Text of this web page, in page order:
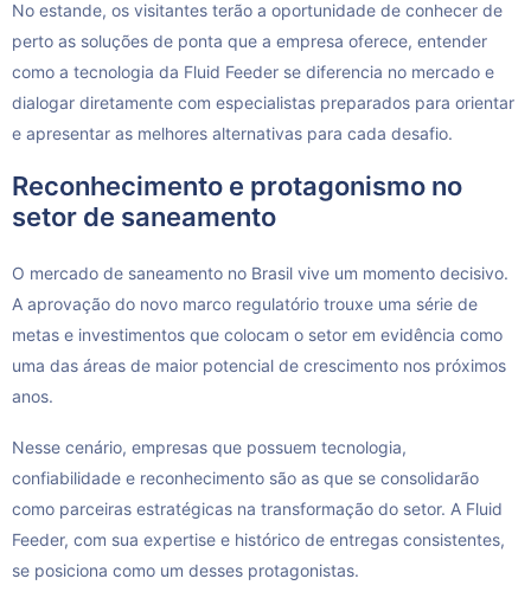
No estande, os visitantes terão a oportunidade de conhecer de
perto as soluções de ponta que a empresa oferece, entender
como a tecnologia da Fluid Feeder se diferencia no mercado e
dialogar diretamente com especialistas preparados para orientar
e apresentar as melhores alternativas para cada desafio.
Reconhecimento e protagonismo no
setor de saneamento
O mercado de saneamento no Brasil vive um momento decisivo.
A aprovação do novo marco regulatório trouxe uma série de
metas e investimentos que colocam o setor em evidência como
uma das áreas de maior potencial de crescimento nos próximos
anos.
Nesse cenário, empresas que possuem tecnologia,
confiabilidade e reconhecimento são as que se consolidarão
como parceiras estratégicas na transformação do setor. A Fluid
Feeder, com sua expertise e histórico de entregas consistentes,
se posiciona como um desses protagonistas.